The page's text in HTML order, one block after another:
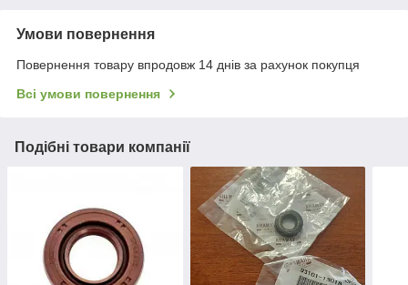
Умови повернення
Повернення товару впродовж 14 днів за рахунок покупця
Всі умови повернення
Подібні товари компанії